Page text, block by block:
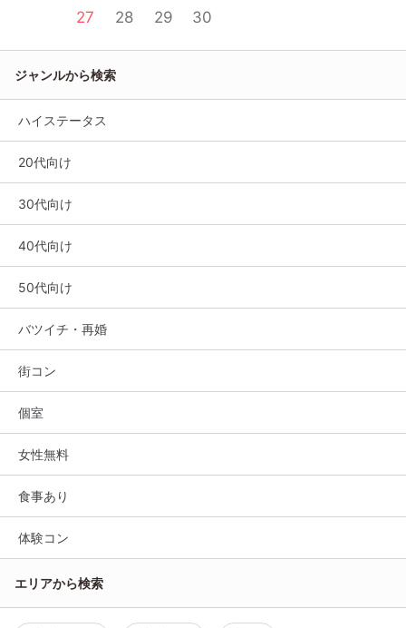
27 28 29 30
ジャンルから検索
ハイステータス
20代向け
30代向け
40代向け
50代向け
バツイチ・再婚
街コン
個室
女性無料
食事あり
体験コン
エリアから検索